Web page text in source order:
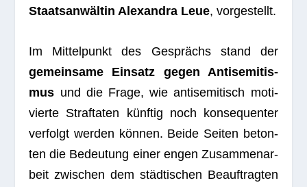
Staats­an­wäl­tin Alex­an­dra Leue, vor­ge­stellt.
Im Mit­tel­punkt des Gesprächs stand der
gemein­same Ein­satz gegen Anti­se­mi­tis­
mus und die Frage, wie anti­se­mi­tisch moti­
vierte Straf­ta­ten künf­tig noch kon­se­quen­ter
ver­folgt wer­den kön­nen. Beide Sei­ten beton­
ten die Bedeu­tung einer engen Zusam­men­ar­
beit zwi­schen dem städ­ti­schen Beauf­trag­ten